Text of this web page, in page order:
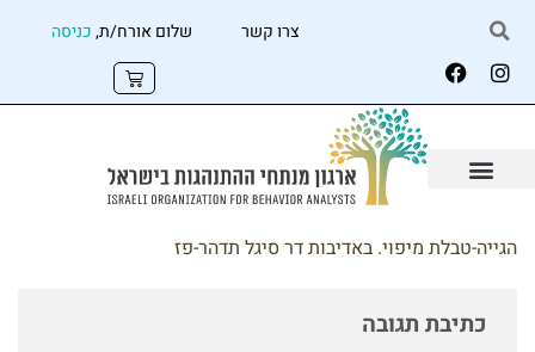
צרו קשר שלום אורח/ת,כניסה
הגייה-טבלת מיפוי. באדיבות דר סיגל תדהר-פז
כתיבת תגובה